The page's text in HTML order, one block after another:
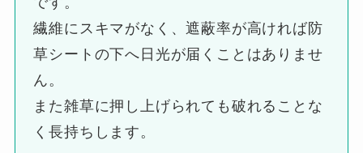
繊維にスキマがなく、遮蔽率が高ければ防
草シートの下へ日光が届くことはありませ
ん。
また雑草に押し上げられても破れることな
く長持ちします。